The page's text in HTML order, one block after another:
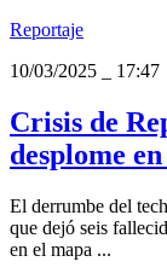
Reportaje
10/03/2025
17:47
Crisis de
desplome
El derrumbe del
que dejó seis
en el mapa ...